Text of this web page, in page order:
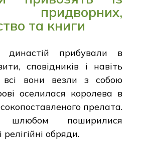
придворних,
та книги
династій прибували в
сповідників і навіть
всі вони везли з собою
оселилася королева в
прелата.
поширилися
релігійні обряди.